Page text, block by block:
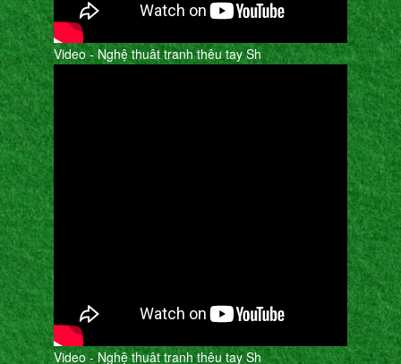
Video - Nghệ thuât tranh thêu tay Sh
Video - Nghệ thuât tranh thêu tay Sh